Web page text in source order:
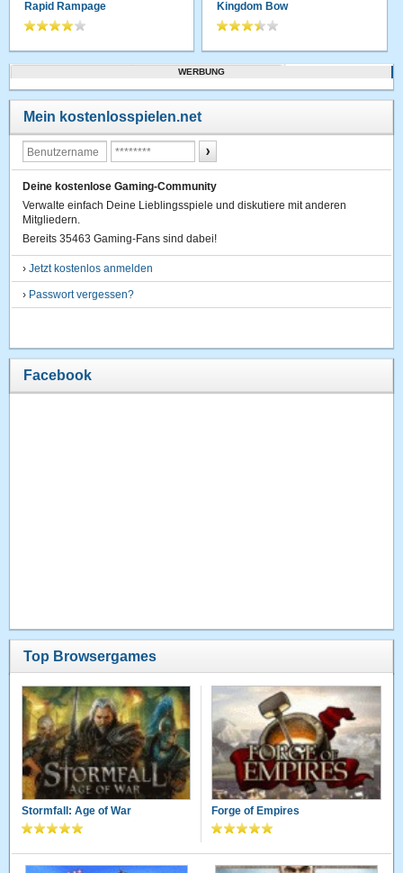
Rapid Rampage Kingdom Bow
WERBUNG
Mein kostenlosspielen.net
Deine kostenlose Gaming-Community
Verwalte einfach Deine Lieblingsspiele und diskutiere mit anderen
Mitgliedern.
Bereits 35463 Gaming-Fans sind dabei!
›Jetzt kostenlos anmelden
› Passwort vergessen?
Facebook
Top Browsergames
Stormfall: Age of War Forge of Empires